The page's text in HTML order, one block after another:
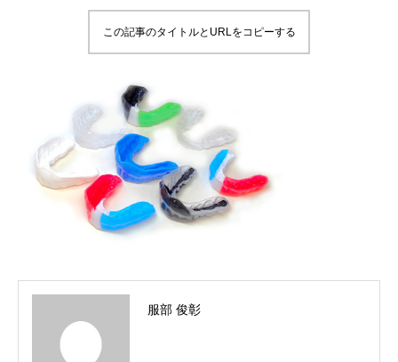
歯周病治療
この記事のタイトルとURLをコピーする
服部 俊彰